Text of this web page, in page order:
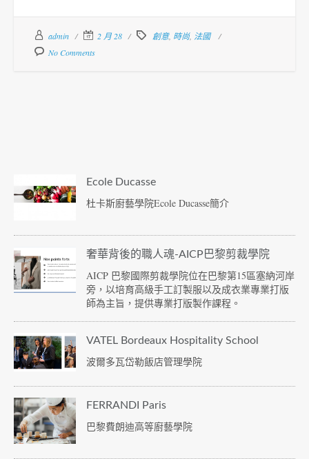
admin 2 月 28 創意, 時尚, 法國
No Comments
Ecole Ducasse
杜卡斯廚藝學院Ecole Ducasse簡介
奢華背後的職人魂-AICP巴黎剪裁學院
AICP 巴黎國際剪裁學院位在巴黎第15區塞納河岸
旁，以培育高級手工訂製服以及成衣業專業打版
師為主旨，提供專業打版製作課程。
VATEL Bordeaux Hospitality School
波爾多瓦岱勒飯店管理學院
FERRANDI Paris
巴黎費朗迪高等廚藝學院